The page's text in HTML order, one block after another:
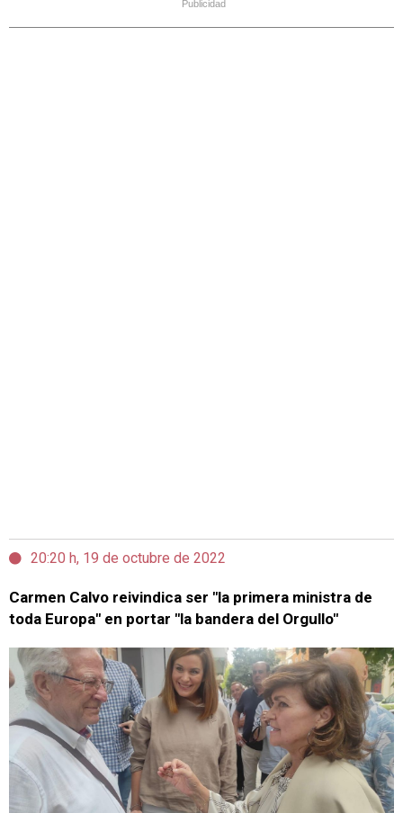
Publicidad
20:20 h, 19 de octubre de 2022
Carmen Calvo reivindica ser "la primera ministra de
toda Europa" en portar "la bandera del Orgullo"